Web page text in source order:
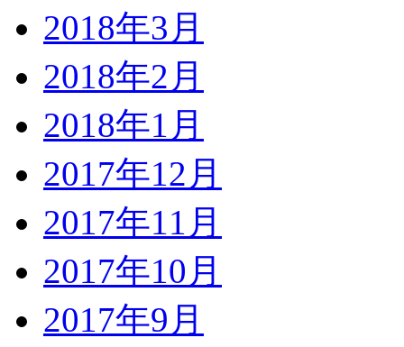
2018年3月
2018年2月
2018年1月
2017年12月
2017年11月
2017年10月
2017年9月